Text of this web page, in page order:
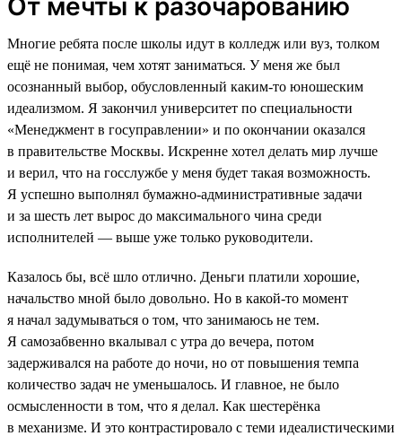
От мечты к разочарованию
Многие ребята после школы идут в колледж или вуз, толком
ещё не понимая, чем хотят заниматься. У меня же был
осознанный выбор, обусловленный каким-то юношеским
идеализмом. Я закончил университет по специальности
«Менеджмент в госуправлении» и по окончании оказался
в правительстве Москвы. Искренне хотел делать мир лучше
и верил, что на госслужбе у меня будет такая возможность.
Я успешно выполнял бумажно-административные задачи
и за шесть лет вырос до максимального чина среди
исполнителей — выше уже только руководители.
Казалось бы, всё шло отлично. Деньги платили хорошие,
начальство мной было довольно. Но в какой-то момент
я начал задумываться о том, что занимаюсь не тем.
Я самозабвенно вкалывал с утра до вечера, потом
задерживался на работе до ночи, но от повышения темпа
количество задач не уменьшалось. И главное, не было
осмысленности в том, что я делал. Как шестерёнка
в механизме. И это контрастировало с теми идеалистическими